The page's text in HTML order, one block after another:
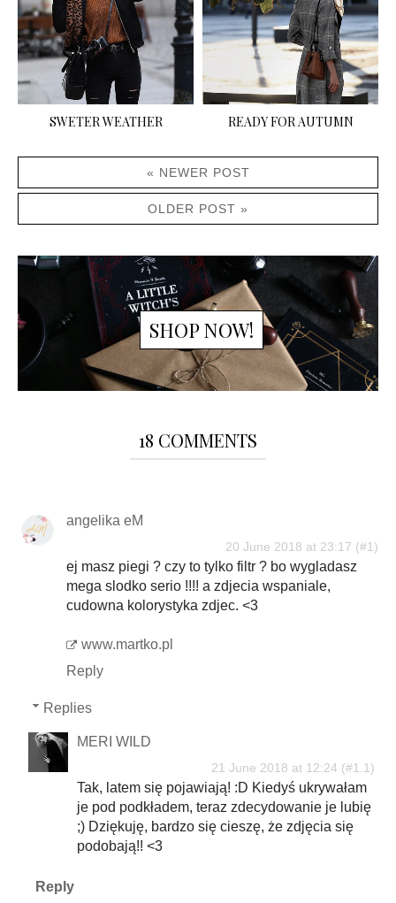
SWETER WEATHER READY FOR AUTUMN
« NEWER POST
OLDER POST »
SHOP NOW!
18 COMMENTS
angelika eM
20 June 2018 at 23:17
ej masz piegi ? czy to tylko filtr ? bo wygladasz
mega slodko serio !!!! a zdjecia wspaniale,
cudowna kolorystyka zdjec. <3
www.martko.pl
Reply
Replies
MERI WILD
21 June 2018 at 12:24
Tak, latem się pojawiają! :D Kiedyś ukrywałam
je pod podkładem, teraz zdecydowanie je lubię
;) Dziękuję, bardzo się cieszę, że zdjęcia się
podobają!! <3
Reply